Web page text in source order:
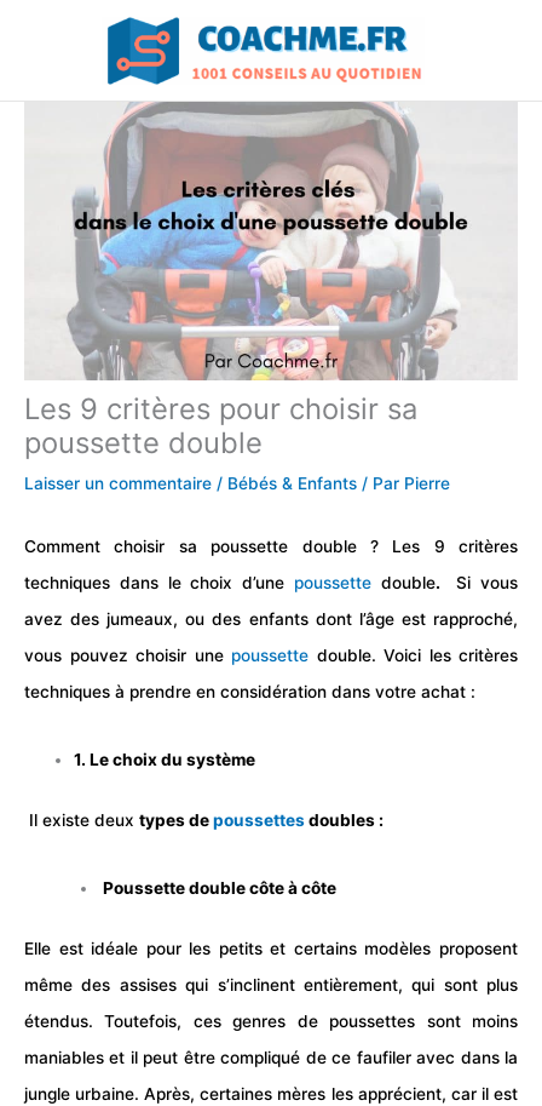
Les 9 critères pour choisir sa
poussette double
Laisser un commentaire / Bébés & Enfants / Par Pierre
Comment choisir sa poussette double ? Les 9 critères
techniques dans le choix d’une poussettedouble.Si vous
avez des jumeaux, ou des enfantsdont l’âge est rapproché,
vous pouvez choisir une poussette double. Voici les critères
techniques à prendre en considération dans votre achat :
1. Le choix du système
Il existe deux types depoussettesdoubles :
Poussette double côte à côte
Elle est idéale pour les petits et certains modèles proposent
même des assises qui s’inclinent entièrement, qui sont plus
étendus. Toutefois, ces genres de poussettes sont moins
maniables et il peut être compliqué de ce faufiler avec dans la
jungle urbaine. Après, certaines mères les apprécient, car il est